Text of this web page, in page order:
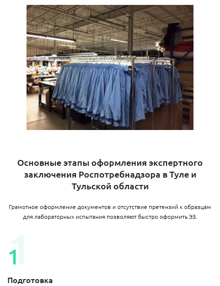
Основные этапы оформления экспертного
заключения Роспотребнадзора в Туле и
Тульской области
Грамотное оформление документов и отсутствие претензий к образцам
для лабораторных испытания позволяют быстро оформить ЭЗ.
Подготовка